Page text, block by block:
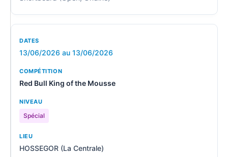
13/06/2026 au 13/06/2026
Red Bull King of the Mousse
Spécial
HOSSEGOR (La Centrale)